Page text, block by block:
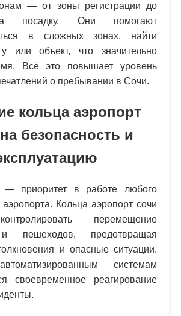
— от зоны регистрации до
посадку. Они помогают
в сложных зонах, найти
или объект, что значительно
Всё это повышает уровень
о пребывании в Сочи.
кольца аэропорт
безопасность и
— приоритет в работе любого
Кольца аэропорт сочи
перемещение
и пешеходов, предотвращая
и опасные ситуации.
системам
своевременное реагирование